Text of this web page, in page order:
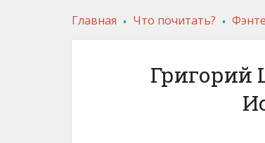
Главная . Что почитать? .
Григорий